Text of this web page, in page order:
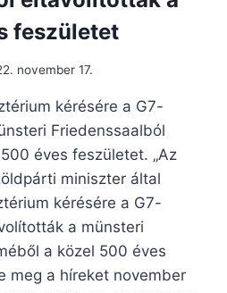
feszületet
november 17.
kérésére a G7-
Friedenssaalból
éves feszületet. „Az
miniszter által
kérésére a G7-
a münsteri
a közel 500 éves
meg a híreket november